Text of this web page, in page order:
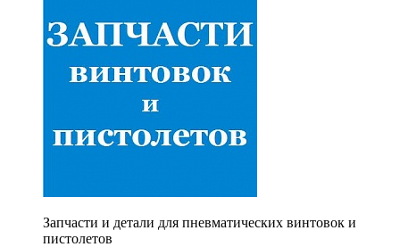
Запчасти и детали для пневматических винтовок и
пистолетов